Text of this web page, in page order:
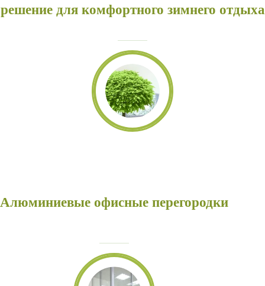
решение для комфортного зимнего отдыха
Алюминиевые офисные перегородки